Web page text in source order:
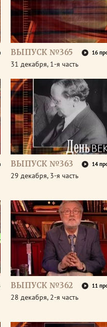
ВЫПУСК №365 16
31 декабря, 1-я часть
ВЫПУСК №363 14
29 декабря, 3-я часть
ВЫПУСК №362 11
28 декабря, 2-я часть